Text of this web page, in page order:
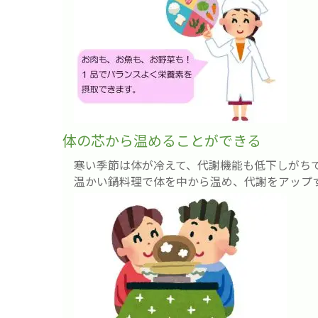
体の芯から温めることができる
寒い季節は体が冷えて、代謝機能も低下しがちで
温かい鍋料理で体を中から温め、代謝をアップ